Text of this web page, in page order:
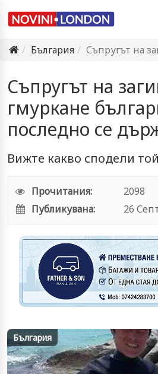
България
Съпругът на загиналата при
Съпругът на
гмуркане
последно се
Вижте какво сподели той
Прочитания:
2098
Публикувана:
26
България